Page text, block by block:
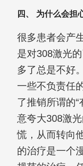
四、 为什么会担
很多患者会产
是对308激光
多了总是不好
一些不负责任
了推销所谓的“
意夸大308激
慌，从而转向
的治疗是一个